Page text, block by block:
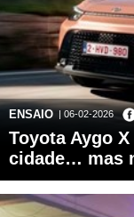
ENSAIO | 06-02-2026
Toyota Aygo
cidade… mas